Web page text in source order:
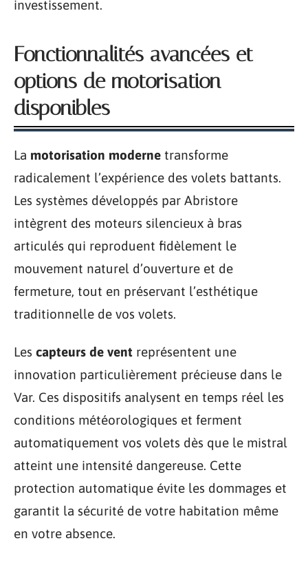
investissement.
Fonctionnalités avancées et
options de motorisation
disponibles
La motorisation moderne transforme
radicalement l’expérience des volets battants.
Les systèmes développés par Abristore
intègrent des moteurs silencieux à bras
articulés qui reproduent fidèlement le
mouvement naturel d’ouverture et de
fermeture, tout en préservant l’esthétique
traditionnelle de vos volets.
Les capteurs de vent représentent une
innovation particulièrement précieuse dans le
Var. Ces dispositifs analysent en temps réel les
conditions météorologiques et ferment
automatiquement vos volets dès que le mistral
atteint une intensité dangereuse. Cette
protection automatique évite les dommages et
garantit la sécurité de votre habitation même
en votre absence.